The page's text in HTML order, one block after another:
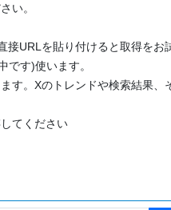
い。
URLを貼り付けると取得をお
です)使います。
す。Xのトレンドや検索結果、
てください